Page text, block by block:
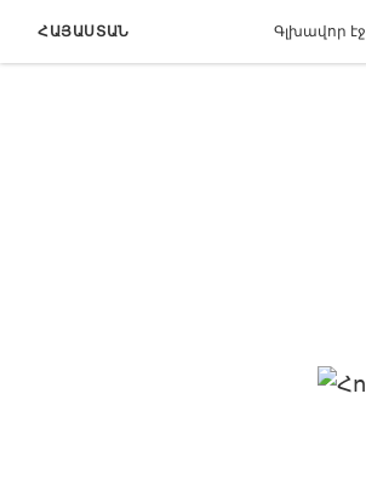
ՀԱՅԱՍՏԱՆ Գլխավոր էջ